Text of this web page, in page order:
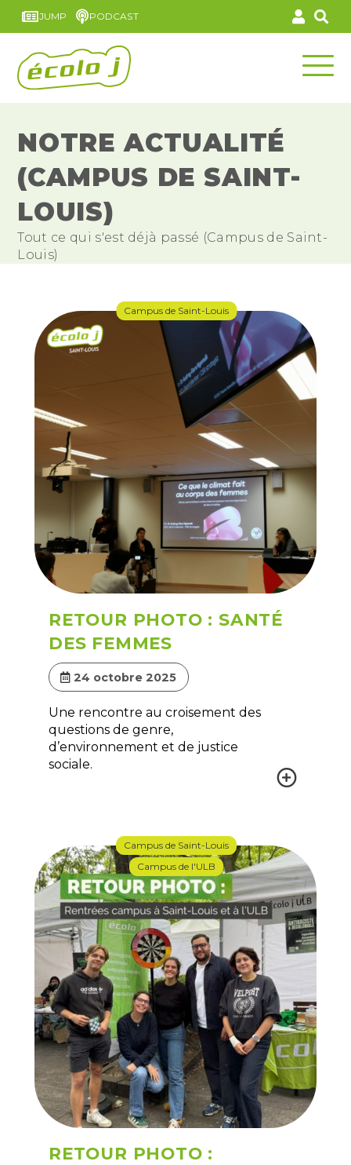
JUMP PODCAST
NOTRE ACTUALITÉ
(CAMPUS DE SAINT-
LOUIS)
Tout ce qui s'est déjà passé (Campus de Saint-
Louis)
Campus de Saint-Louis
RETOUR PHOTO : SANTÉ
DES FEMMES
24 octobre 2025
Une rencontre au croisement des
questions de genre,
d’environnement et de justice
sociale.
Campus de Saint-Louis
Campus de l'ULB
RETOUR PHOTO :